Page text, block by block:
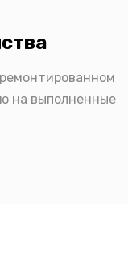
на выполненные